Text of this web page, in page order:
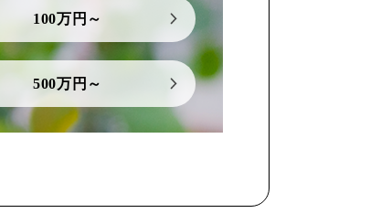
100万円～
500万円～